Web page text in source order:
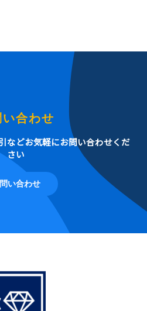
合わせ
などお気軽にお問い合わせくだ
さい
い合わせ